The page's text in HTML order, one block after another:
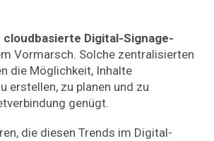
cloudbasierte Digital-Signage-
Vormarsch. Solche zentralisierten
die Möglichkeit, Inhalte
erstellen, zu planen und zu
genügt.
die diesen Trends im Digital-